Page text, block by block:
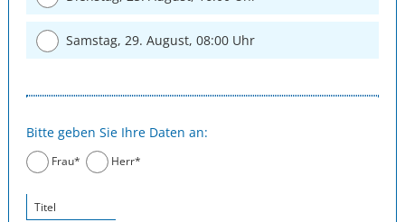
Samstag, 29. August, 08:00 Uhr
Bitte geben Sie Ihre Daten an:
Frau* Herr*
Titel